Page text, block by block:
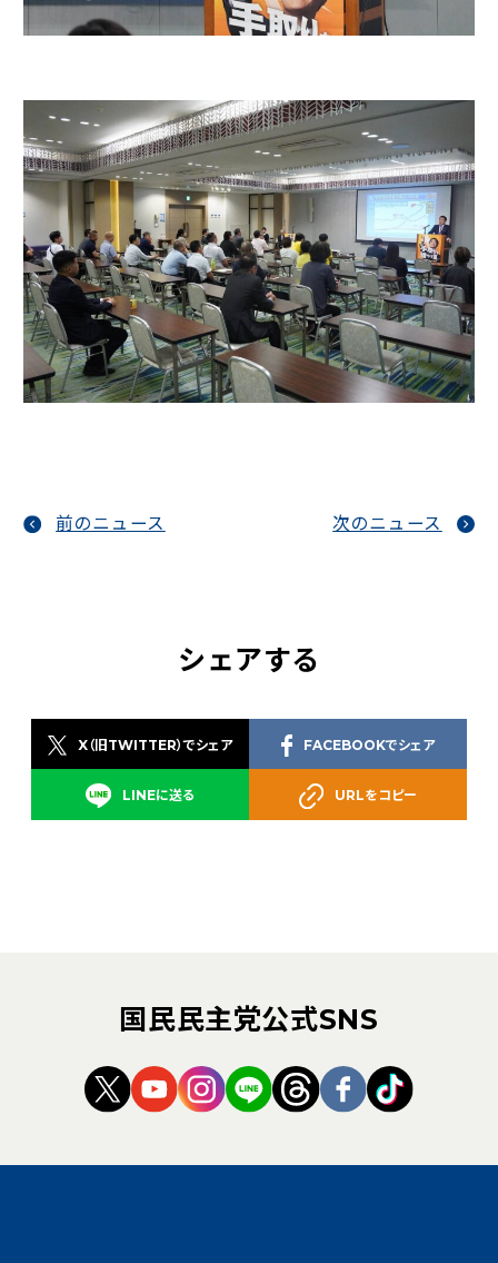
前のニュース 次のニュース
シェアする
X（旧TWITTER）でシェア
LINEに送る
FACEBOOKでシェア
URLをコピー
国民民主党公式SNS
（新しいタブで開く）
（新しいタブで開く）
（新しいタブで開く）
（新しいタブで開く）
（新しいタブで開
（新しいタブ
（新しい